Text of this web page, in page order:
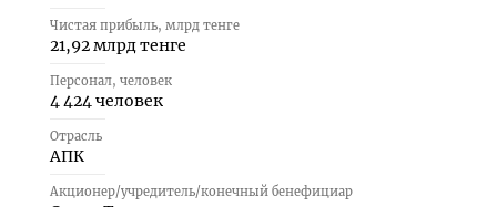
Чистая прибыль, млрд тенге
21,92 млрд тенге
Персонал, человек
4 424 человек
Отрасль
АПК
Акционер/учредитель/конечный бенефициар